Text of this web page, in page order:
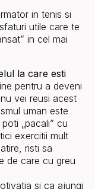
in tenis si
utile care te
in cel mai
la care esti
pentru a deveni
vei reusi acest
uman este
„pacali” cu
exercitii mult
risti sa
de care cu greu
si ca ajungi